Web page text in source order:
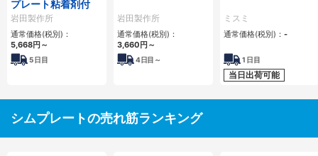
プレート粘着剤付
岩田製作所
通常価格(税別)：
5,668円～
5日目
岩田製作所
通常価格(税別)：
3,660円～
4日目～
ミスミ
通常価格(税別)： -
1 日目
当日出荷可能
シムプレートの売れ筋ランキング